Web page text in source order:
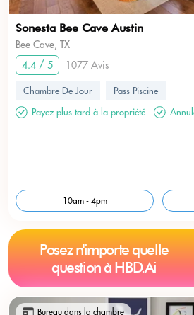
Sonesta Bee Cave Austin
Bee Cave, TX
4.4 / 5
1077 Avis
Chambre De Jour
Pass Piscine
Payez plus tard à la propriété
10am - 4pm
Posez n'importe quelle
question à HBD.Ai
Bureau dans la chambre